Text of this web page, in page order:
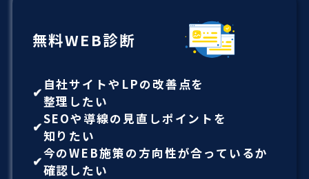
無料WEB診断
自社サイトやLPの改善点を
整理したい
SEOや導線の見直しポイントを
知りたい
今のWEB施策の方向性が合っているか
確認したい